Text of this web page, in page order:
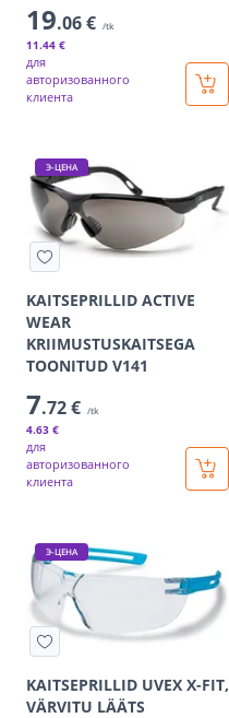
19.06 € /tk
11.44 €
для
авторизованного
клиента
Э-ЦЕНА
KAITSEPRILLID ACTIVE
WEAR
KRIIMUSTUSKAITSEGA
TOONITUD V141
7.72 € /tk
4.63 €
для
авторизованного
клиента
Э-ЦЕНА
KAITSEPRILLID UVEX X-FIT,
VÄRVITU LÄÄTS